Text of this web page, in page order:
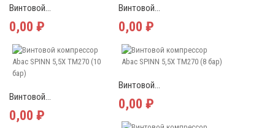
Винтовой...
0,00 ₽
Винтовой...
0,00 ₽
Винтовой...
0,00 ₽
Винтовой...
0,00 ₽